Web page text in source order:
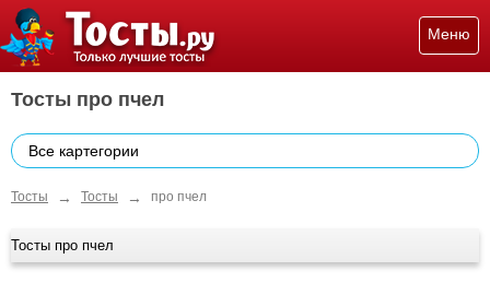
Меню
Тосты про пчел
Все картегории
Тосты → Тосты → про пчел
Тосты про пчел